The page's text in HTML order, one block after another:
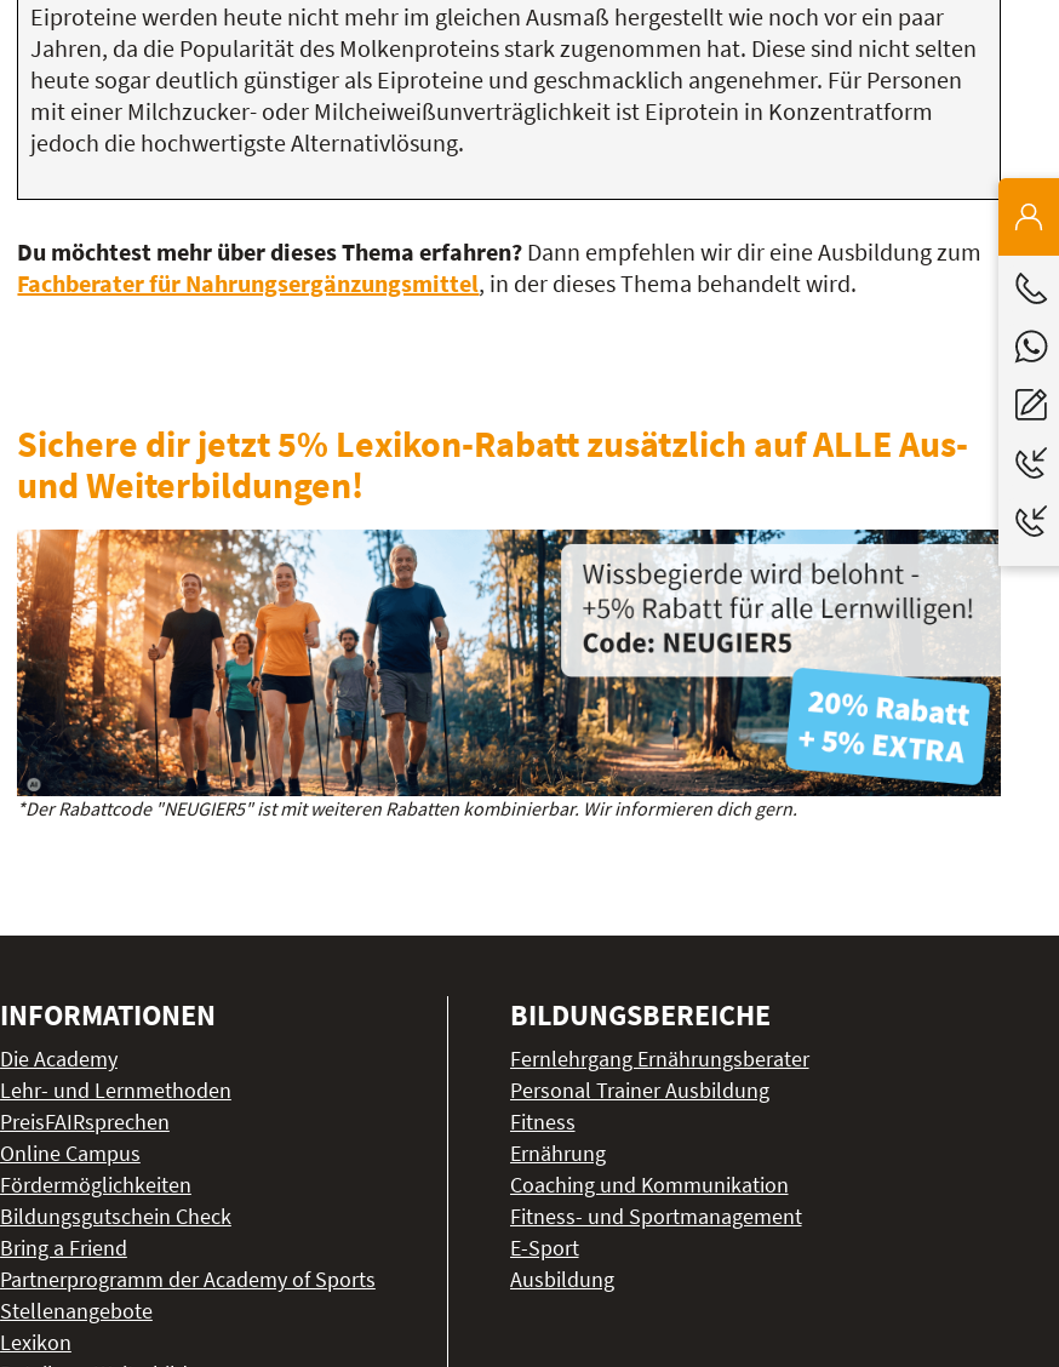
Eiproteine werden heute nicht mehr im gleichen Ausmaß hergestellt wie noch vor ein paar
Jahren, da die Popularität des Molkenproteins stark zugenommen hat. Diese sind nicht selten
heute sogar deutlich günstiger als Eiproteine und geschmacklich angenehmer. Für Personen
mit einer Milchzucker- oder Milcheiweißunverträglichkeit ist Eiprotein in Konzentratform
jedoch die hochwertigste Alternativlösung.
Du möchtest mehr über dieses Thema erfahren? Dann empfehlen wir dir eine Ausbildung zum
Fachberater für Nahrungsergänzungsmittel, in der dieses Thema behandelt wird.
Sichere dir jetzt 5% Lexikon-Rabatt zusätzlich auf ALLE Aus-
und Weiterbildungen!
*Der Rabattcode "NEUGIER5" ist mit weiteren Rabatten kombinierbar. Wir informieren dich gern.
INFORMATIONEN
Die Academy
Lehr- und Lernmethoden
PreisFAIRsprechen
Online Campus
Fördermöglichkeiten
Bildungsgutschein Check
Bring a Friend
Partnerprogramm der Academy of Sports
Stellenangebote
Lexikon
BILDUNGSBEREICHE
Fernlehrgang Ernährungsberater
Personal Trainer Ausbildung
Fitness
Ernährung
Coaching und Kommunikation
Fitness- und Sportmanagement
E-Sport
Ausbildung